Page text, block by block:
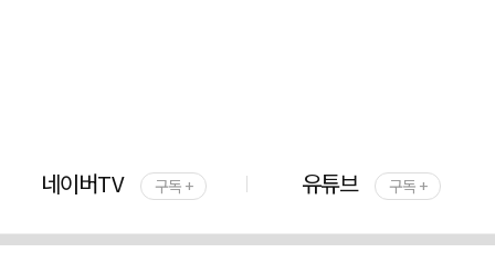
네이버TV 구독 + 유튜브 구독 +